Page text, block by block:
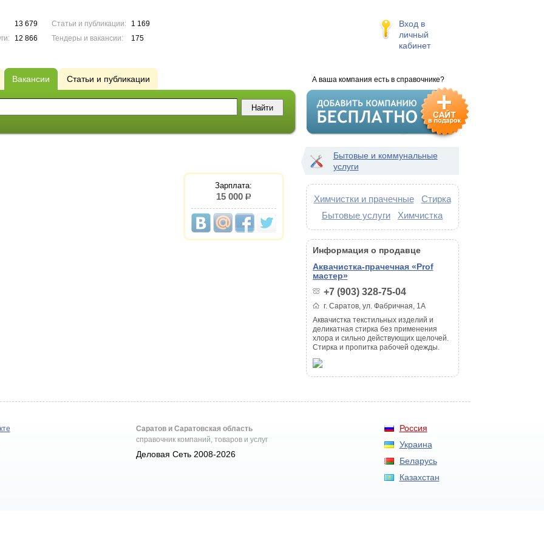
13 679
12 866
Статьи и публикации:
1 169
Тендеры и вакансии:
175
Вход в
личный
кабинет
А ваша компания есть в справочнике?
Вакансии Статьи и публикации
Зарплата:
15 000 р.
Бытовые и коммунальные
услуги
Химчистки и прачечные
Стирка
Бытовые услуги
Химчистка
Информация о продавце
Аквачистка-прачечная «Prof
мастер»
+7 (903) 328-75-04
г. Саратов, ул. Фабричная, 1А
Аквачистка текстильных изделий и
деликатная стирка без применения
хлора и сильно действующих щелочей.
Стирка и пропитка рабочей одежды.
Россия
Украина
Беларусь
Казахстан
Саратов и Саратовская область
справочник компаний, товаров и услуг
Деловая Сеть 2008-2026